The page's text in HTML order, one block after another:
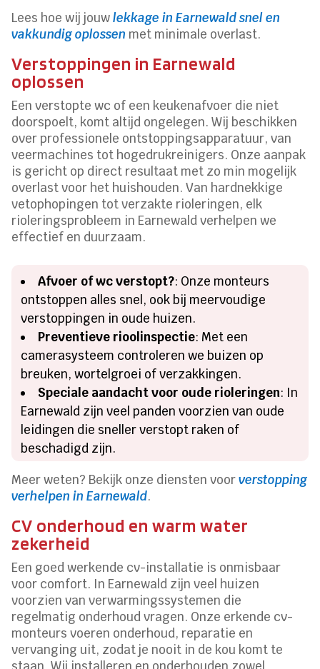
Lees hoe wij jouwlekkage in Earnewald snel en
vakkundig oplossen met minimale overlast.
Verstoppingen in Earnewald
oplossen
Een verstopte wc of een keukenafvoer die niet
doorspoelt, komt altijd ongelegen. Wij beschikken
over professionele ontstoppingsapparatuur, van
veermachines tot hogedrukreinigers. Onze aanpak
is gericht op direct resultaat met zo min mogelijk
overlast voor het huishouden. Van hardnekkige
vetophopingen tot verzakte rioleringen, elk
rioleringsprobleem in Earnewald verhelpen we
effectief en duurzaam.
Afvoer of wc verstopt?: Onze monteurs
ontstoppen alles snel, ook bij meervoudige
verstoppingen in oude huizen.
Preventieve rioolinspectie: Met een
camerasysteem controleren we buizen op
breuken, wortelgroei of verzakkingen.
Speciale aandacht voor oude rioleringen: In
Earnewald zijn veel panden voorzien van oude
leidingen die sneller verstopt raken of
beschadigd zijn.
Meer weten? Bekijk onze diensten voorverstopping
verhelpen in Earnewald.
CV onderhoud en warm water
zekerheid
Een goed werkende cv-installatie is onmisbaar
voor comfort. In Earnewald zijn veel huizen
voorzien van verwarmingssystemen die
regelmatig onderhoud vragen. Onze erkende cv-
monteurs voeren onderhoud, reparatie en
vervanging uit, zodat je nooit in de kou komt te